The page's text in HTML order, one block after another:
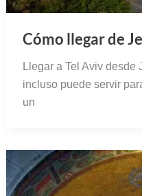
Cómo llegar de
Llegar a Tel Aviv desde
incluso puede servir
un